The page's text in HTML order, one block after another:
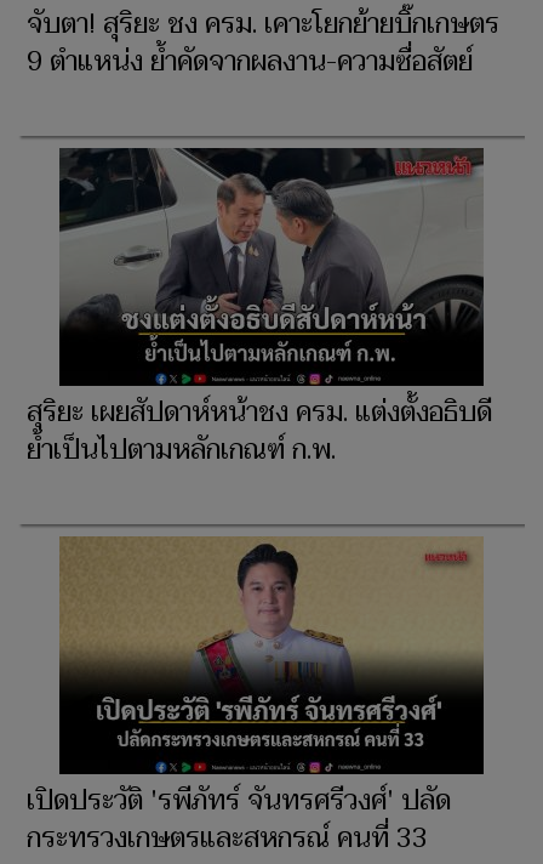
จับตา! สุริยะ ชง ครม. เคาะโยกย้ายบิ๊กเกษตร
9 ตำแหน่ง ย้ำคัดจากผลงาน-ความซื่อสัตย์
สุริยะ เผยสัปดาห์หน้าชง ครม. แต่งตั้งอธิบดี
ย้ำเป็นไปตามหลักเกณฑ์ ก.พ.
เปิดประวัติ 'รพีภัทร์ จันทรศรีวงศ์' ปลัด
กระทรวงเกษตรและสหกรณ์ คนที่ 33